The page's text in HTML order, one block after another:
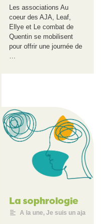
Les associations Au
coeur des AJA, Leaf,
Ellye et Le combat de
Quentin se mobilisent
pour offrir une journée de
…
La sophrologie
A la une,Je suis un aja